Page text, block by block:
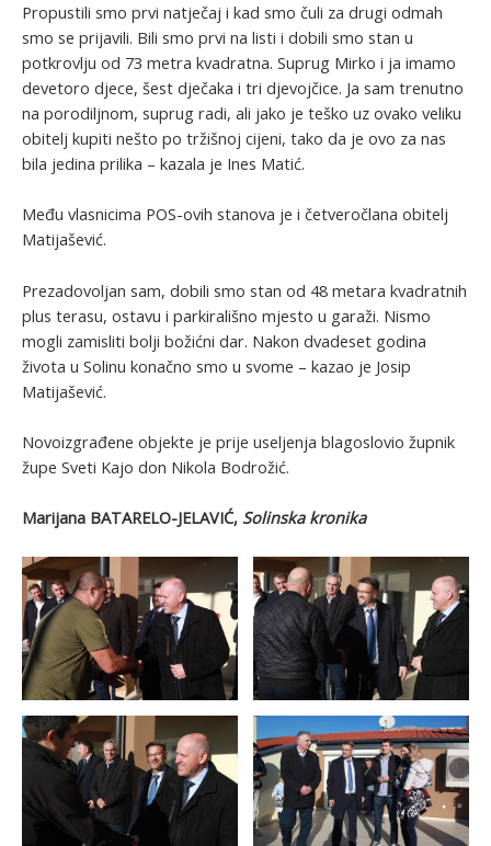
Propustili smo prvi natječaj i kad smo čuli za drugi odmah
smo se prijavili. Bili smo prvi na listi i dobili smo stan u
potkrovlju od 73 metra kvadratna. Suprug Mirko i ja imamo
devetoro djece, šest dječaka i tri djevojčice. Ja sam trenutno
na porodiljnom, suprug radi, ali jako je teško uz ovako veliku
obitelj kupiti nešto po tržišnoj cijeni, tako da je ovo za nas
bila jedina prilika – kazala je Ines Matić.
Među vlasnicima POS-ovih stanova je i četveročlana obitelj
Matijašević.
Prezadovoljan sam, dobili smo stan od 48 metara kvadratnih
plus terasu, ostavu i parkirališno mjesto u garaži. Nismo
mogli zamisliti bolji božićni dar. Nakon dvadeset godina
života u Solinu konačno smo u svome – kazao je Josip
Matijašević.
Novoizgrađene objekte je prije useljenja blagoslovio župnik
župe Sveti Kajo don Nikola Bodrožić.
Marijana BATARELO-JELAVIĆ, Solinska kronika